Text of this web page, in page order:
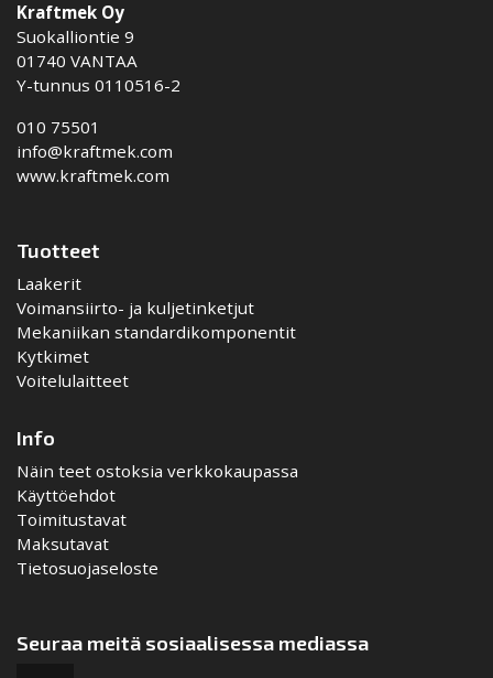
Kraftmek Oy
Suokalliontie 9
01740 VANTAA
Y-tunnus 0110516-2
010 75501
info@kraftmek.com
www.kraftmek.com
Tuotteet
Laakerit
Voimansiirto- ja kuljetinketjut
Mekaniikan standardikomponentit
Kytkimet
Voitelulaitteet
Info
Näin teet ostoksia verkkokaupassa
Käyttöehdot
Toimitustavat
Maksutavat
Tietosuojaseloste
Seuraa meitä sosiaalisessa mediassa